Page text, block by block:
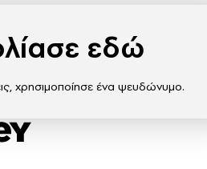
εδώ
χρησιμοποίησε ένα ψευδώνυμο.